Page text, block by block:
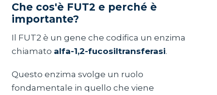
Che cos'è FUT2 e perché è
importante?
Il FUT2 è un gene che codifica un enzima
chiamato alfa-1,2-fucosiltransferasi.
Questo enzima svolge un ruolo
fondamentale in quello che viene